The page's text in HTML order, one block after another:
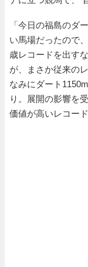
「今日の福島のダ
い馬場だったので
歳レコードを出す
が、まさか従来の
なみにダート
り。展開の影響を
価値が高いレコー